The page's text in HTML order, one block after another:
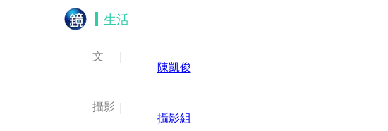
生活
文
陳凱俊
攝影
攝影組